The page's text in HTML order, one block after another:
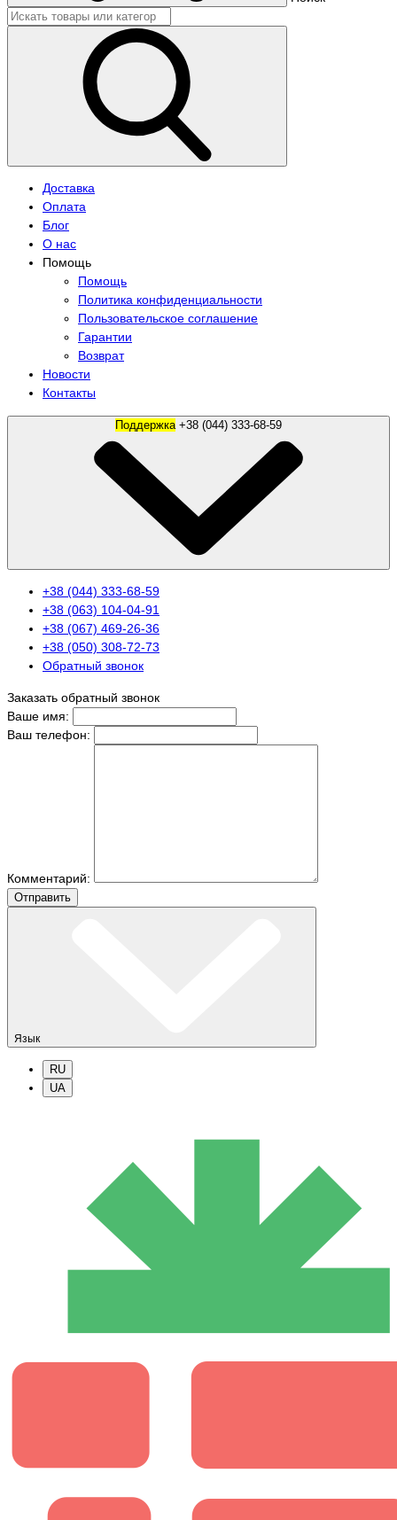
Доставка
Оплата
Блог
О нас
Помощь
Помощь
Политика конфиденциальности
Пользовательское соглашение
Гарантии
Возврат
Новости
Контакты
Поддержка
+38 (044) 333-68-59
+38 (063) 104-04-91
+38 (067) 469-26-36
+38 (050) 308-72-73
Обратный звонок
Заказать обратный звонок
Ваше имя:
Ваш телефон:
Комментарий:
Отправить
Язык
RU
UA